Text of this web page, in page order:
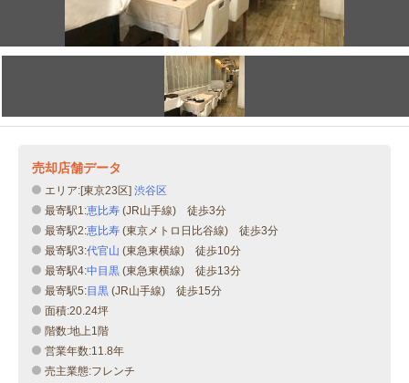
売却店舗データ
エリア:[東京23区] 渋谷区
最寄駅1:恵比寿 (JR山手線) 徒歩3分
最寄駅2:恵比寿 (東京メトロ日比谷線) 徒歩3分
最寄駅3:代官山 (東急東横線) 徒歩10分
最寄駅4:中目黒 (東急東横線) 徒歩13分
最寄駅5:目黒 (JR山手線) 徒歩15分
面積:20.24坪
階数:地上1階
営業年数:11.8年
売主業態:フレンチ